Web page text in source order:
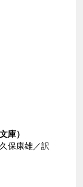
庫）
保康雄／訳